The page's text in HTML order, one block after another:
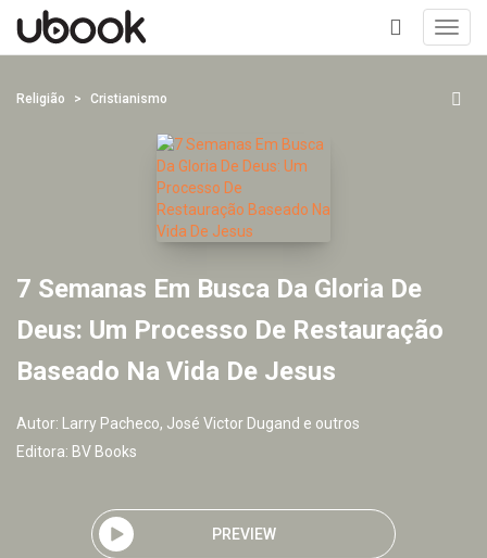
+
Religião Cristianismo
7 Semanas Em Busca Da Gloria De
Deus: Um Processo De Restauração
Baseado Na Vida De Jesus
Autor:
Larry Pacheco, José Victor Dugand e outros
Editora: BV Books
PREVIEW